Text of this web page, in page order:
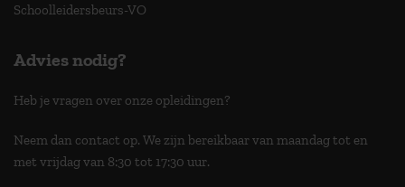
Schoolleidersbeurs-VO
Advies nodig?
Heb je vragen over onze opleidingen?
Neem dan contact op. We zijn bereikbaar van maandag tot en
met vrijdag van 8:30 tot 17:30 uur.